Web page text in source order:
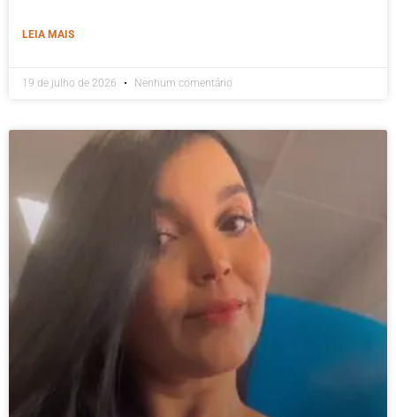
LEIA MAIS
19 de julho de 2026 Nenhum comentário